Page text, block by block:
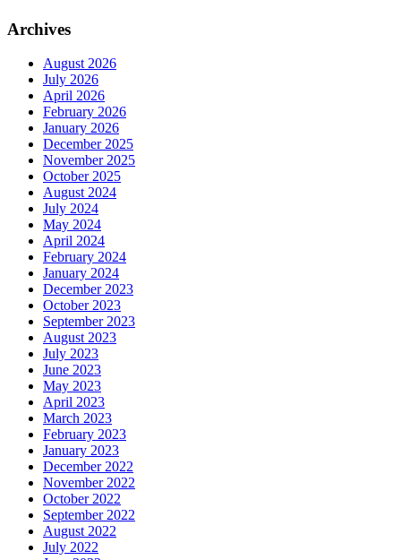
Archives
August 2026
July 2026
April 2026
February 2026
January 2026
December 2025
November 2025
October 2025
August 2024
July 2024
May 2024
April 2024
February 2024
January 2024
December 2023
October 2023
September 2023
August 2023
July 2023
June 2023
May 2023
April 2023
March 2023
February 2023
January 2023
December 2022
November 2022
October 2022
September 2022
August 2022
July 2022